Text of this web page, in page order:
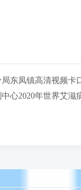
东凤镇高清视频
心2020年世界艾滋